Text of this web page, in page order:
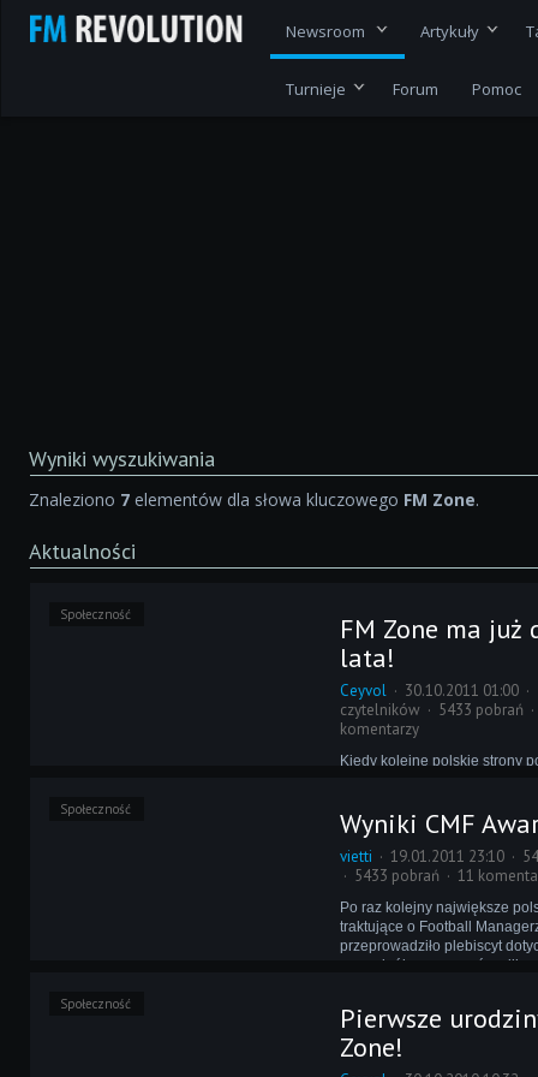
Newsroom Artykuły
Turnieje Forum Pomoc
Wyniki wyszukiwania
Znaleziono 7 elementów dla słowa kluczowego FM Zone.
Aktualności
Społeczność
FM Zone ma już
lata!
Ceyvol 30.10.2011 01:00
czytelników
5433 pobrań
komentarzy
Kiedy kolejne polskie strony
Revolution, nic nie
tego wąskiego składu. Wtedy
Zone i od tamtej pory dzielnie
Społeczność Wyniki CMF
vietti 19.01.2011 23:10
5433 pobrań
11
Po raz kolejny największe
traktujące o Football
przeprowadziło plebiscyt
sceny króla managerów
Społeczność
Pierwsze
Zone!